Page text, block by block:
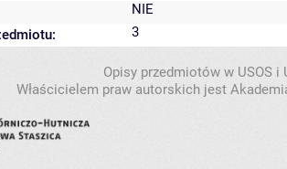
NIE
3
Opisy przedmiotów w USOS
Właścicielem praw autorskich jest